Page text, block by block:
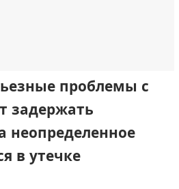
проблемы с
задержать
неопределенное
в утечке